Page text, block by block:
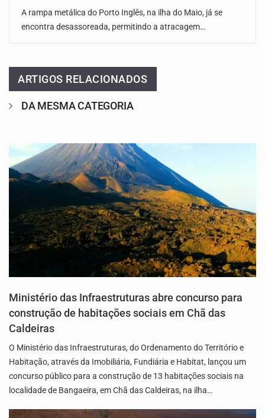
A rampa metálica do Porto Inglês, na ilha do Maio, já se
encontra desassoreada, permitindo a atracagem…
ARTIGOS RELACIONADOS
DA MESMA CATEGORIA
Ministério das Infraestruturas abre concurso para
construção de habitações sociais em Chã das
Caldeiras
O Ministério das Infraestruturas, do Ordenamento do Território e
Habitação, através da Imobiliária, Fundiária e Habitat, lançou um
concurso público para a construção de 13 habitações sociais na
localidade de Bangaeira, em Chã das Caldeiras, na ilha…